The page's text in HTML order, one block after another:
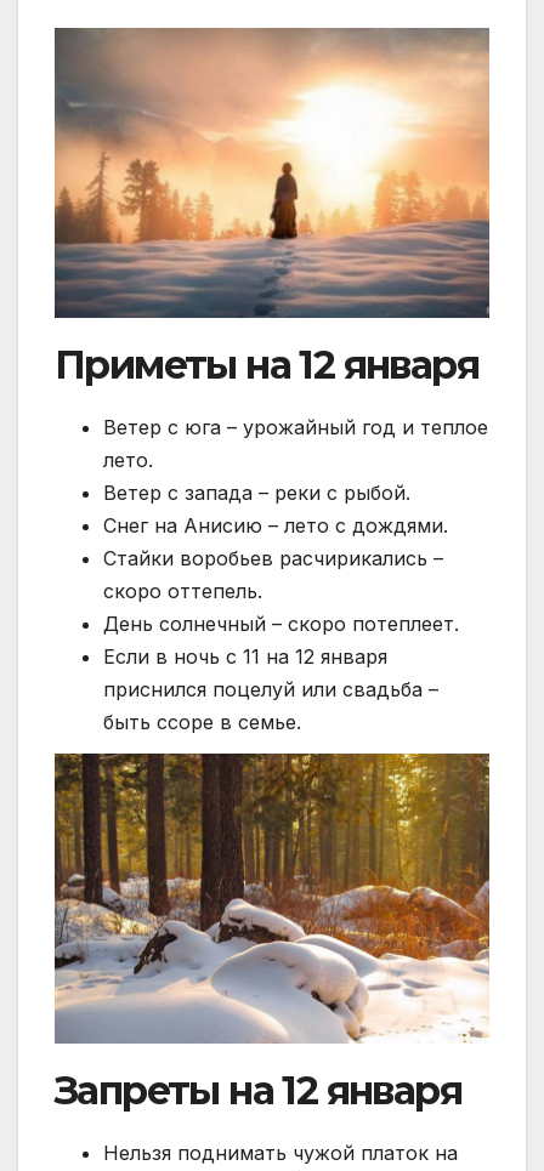
Приметы на 12 января
Ветер с юга – урожайный год и теплое
лето.
Ветер с запада – реки с рыбой.
Снег на Анисию – лето с дождями.
Стайки воробьев расчирикались –
скоро оттепель.
День солнечный – скоро потеплеет.
Если в ночь с 11 на 12 января
приснился поцелуй или свадьба –
быть ссоре в семье.
Запреты на 12 января
Нельзя поднимать чужой платок на